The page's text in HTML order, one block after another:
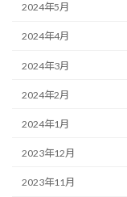
2024年5月
2024年4月
2024年3月
2024年2月
2024年1月
2023年12月
2023年11月